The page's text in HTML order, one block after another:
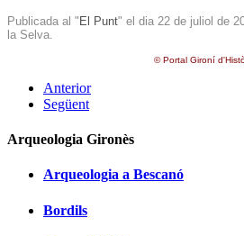
Publicada al " El Punt" el dia 22 de juliol de
la Selva.
© Portal Gironí
Anterior
Següent
Arqueologia Gironès
Arqueologia a Bescanó
Bordils